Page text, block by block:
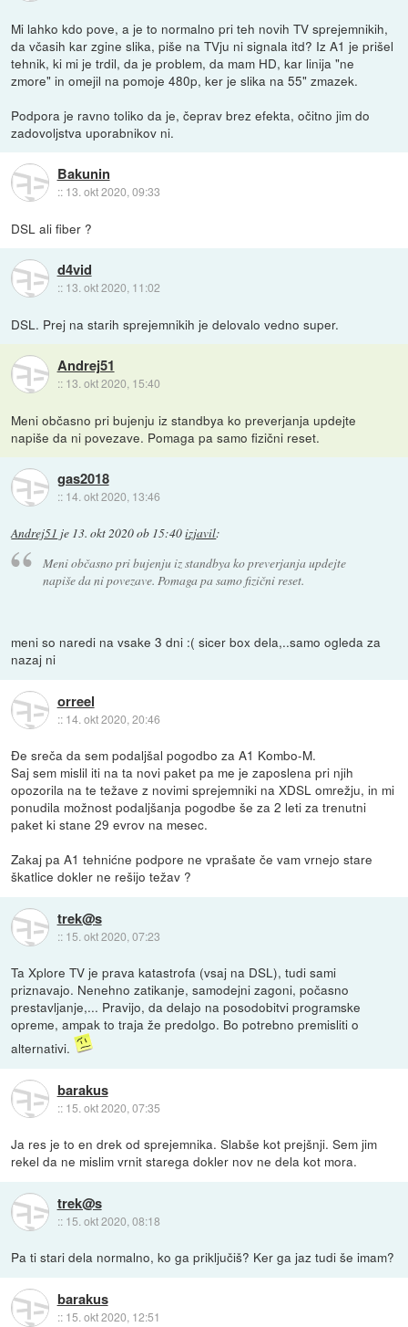
Mi lahko kdo pove, a je to normalno pri teh novih TV sprejemnikih,
da včasih kar zgine slika, piše na TVju ni signala itd? Iz A1 je prišel
tehnik, ki mi je trdil, da je problem, da mam HD, kar linija "ne
zmore" in omejil na pomoje 480p, ker je slika na 55" zmazek.
Podpora je ravno toliko da je, čeprav brez efekta, očitno jim do
zadovoljstva uporabnikov ni.
Bakunin
:: 13. okt 2020, 09:33
DSL ali fiber ?
d4vid
:: 13. okt 2020, 11:02
DSL. Prej na starih sprejemnikih je delovalo vedno super.
Andrej51
:: 13. okt 2020, 15:40
Meni občasno pri bujenju iz standbya ko preverjanja updejte
napiše da ni povezave. Pomaga pa samo fizični reset.
gas2018
:: 14. okt 2020, 13:46
Andrej51 je 13. okt 2020 ob 15:40izjavil:
Meni občasno pri bujenju iz standbya ko preverjanja updejte
napiše da ni povezave. Pomaga pa samo fizični reset.
meni so naredi na vsake 3 dni :( sicer box dela,..samo ogleda za
nazaj ni
orreel
:: 14. okt 2020, 20:46
Đe sreča da sem podaljšal pogodbo za A1 Kombo-M.
Saj sem mislil iti na ta novi paket pa me je zaposlena pri njih
opozorila na te težave z novimi sprejemniki na XDSL omrežju, in mi
ponudila možnost podaljšanja pogodbe še za 2 leti za trenutni
paket ki stane 29 evrov na mesec.
Zakaj pa A1 tehnićne podpore ne vprašate če vam vrnejo stare
škatlice dokler ne rešijo težav ?
trek@s
:: 15. okt 2020, 07:23
Ta Xplore TV je prava katastrofa (vsaj na DSL), tudi sami
priznavajo. Nenehno zatikanje, samodejni zagoni, počasno
prestavljanje,... Pravijo, da delajo na posodobitvi programske
opreme, ampak to traja že predolgo. Bo potrebno premisliti o
alternativi.
barakus
:: 15. okt 2020, 07:35
Ja res je to en drek od sprejemnika. Slabše kot prejšnji. Sem jim
rekel da ne mislim vrnit starega dokler nov ne dela kot mora.
trek@s
:: 15. okt 2020, 08:18
Pa ti stari dela normalno, ko ga priključiš? Ker ga jaz tudi še imam?
barakus
:: 15. okt 2020, 12:51